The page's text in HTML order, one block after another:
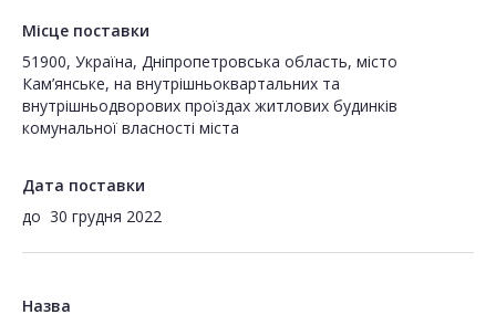
Місце поставки
51900, Україна, Дніпропетровська область, місто
Кам’янське, на внутрішньоквартальних та
внутрішньодворових проїздах житлових будинків
комунальної власності міста
Дата поставки
до 30 грудня 2022
Назва